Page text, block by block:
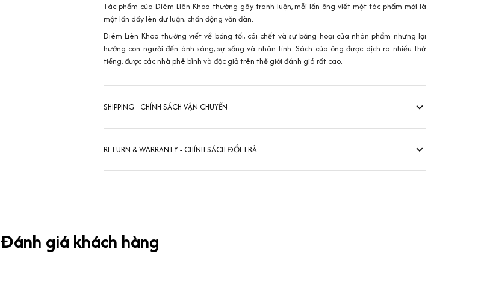
Tác phẩm của Diêm Liên Khoa thường gây tranh luận, mỗi lần ông viết một tác phẩm mới là
một lần dấy lên dư luận, chấn động văn đàn.
Diêm Liên Khoa thường viết về bóng tối, cái chết và sự băng hoại của nhân phẩm nhưng lại
hướng con người đến ánh sáng, sự sống và nhân tính. Sách của ông được dịch ra nhiều thứ
tiếng, được các nhà phê bình và độc giả trên thế giới đánh giá rất cao.
SHIPPING - CHÍNH SÁCH VẬN CHUYỂN
RETURN & WARRANTY - CHÍNH SÁCH ĐỔI TRẢ
Đánh giá khách hàng